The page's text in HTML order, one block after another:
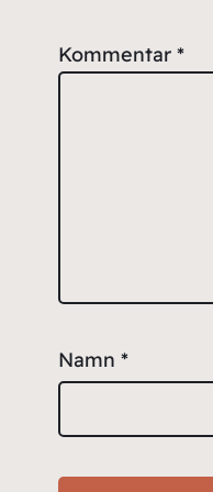
Kommentar *
Namn *